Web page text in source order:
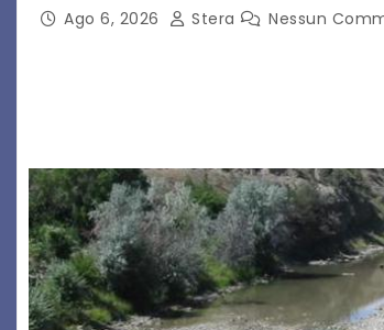
Ago 6, 2026 Stera Nessun